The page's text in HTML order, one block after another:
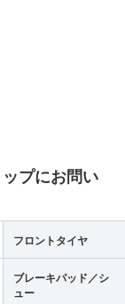
プにお問い
フロントタイヤ
ブレーキパッド／シ
ュー